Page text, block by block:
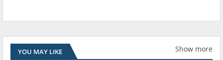
YOU MAY LIKE Show more